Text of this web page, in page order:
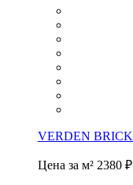
VERDEN BRICK
Цена за м² 2380 ₽